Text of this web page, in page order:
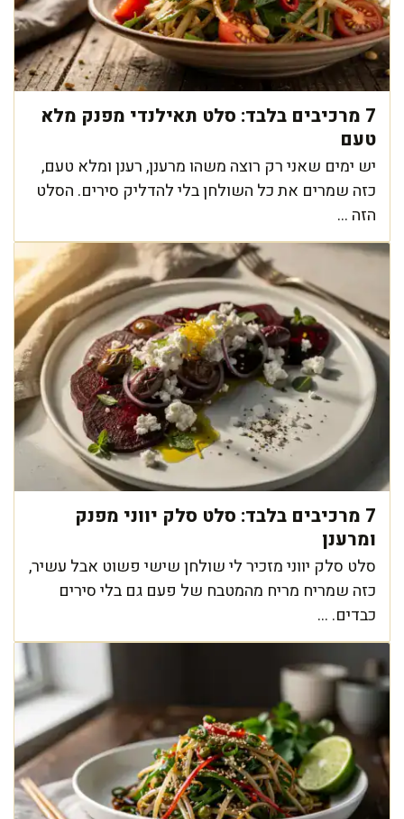
7 מרכיבים בלבד: סלט תאילנדי מפנק מלא
טעם
יש ימים שאני רק רוצה משהו מרענן, רענן ומלא טעם,
כזה שמרים את כל השולחן בלי להדליק סירים. הסלט
הזה ...
7 מרכיבים בלבד: סלט סלק יווני מפנק
ומרענן
סלט סלק יווני מזכיר לי שולחן שישי פשוט אבל עשיר,
כזה שמריח מריח מהמטבח של פעם גם בלי סירים
כבדים. ...